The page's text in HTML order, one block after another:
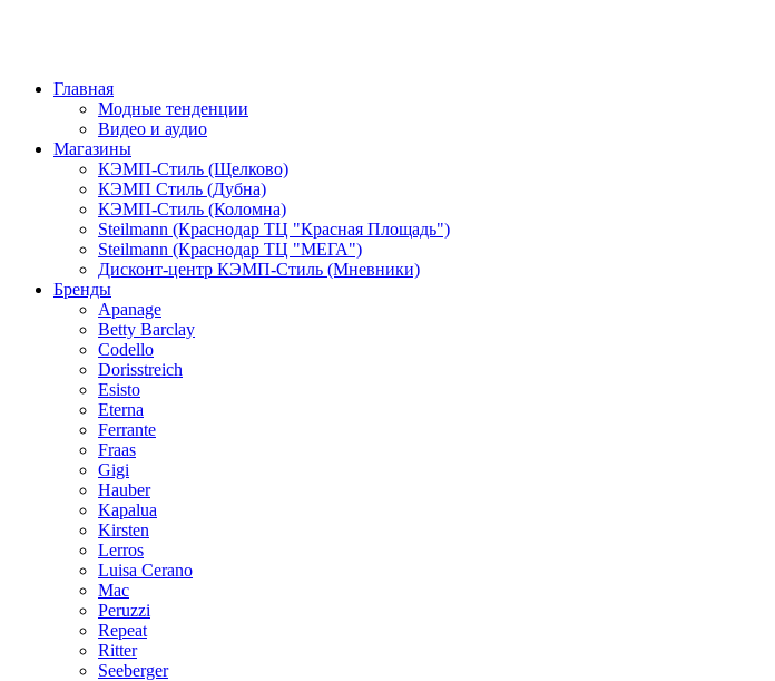
Главная
Модные тенденции
Видео и аудио
Магазины
КЭМП-Стиль (Щелково)
КЭМП Стиль (Дубна)
КЭМП-Стиль (Коломна)
Steilmann (Краснодар ТЦ "Красная Площадь")
Steilmann (Краснодар ТЦ "МЕГА")
Дисконт-центр КЭМП-Стиль (Мневники)
Бренды
Apanage
Betty Barclay
Codello
Dorisstreich
Esisto
Eterna
Ferrante
Fraas
Gigi
Hauber
Kapalua
Kirsten
Lerros
Luisa Cerano
Mac
Peruzzi
Repeat
Ritter
Seeberger